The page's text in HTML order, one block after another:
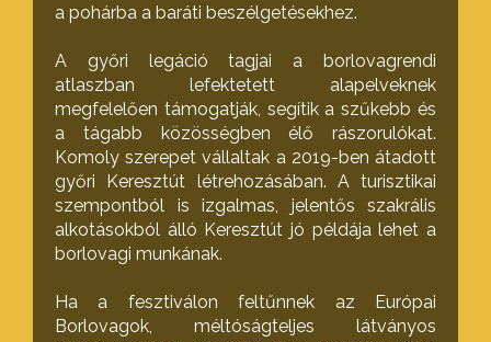
a pohárba a baráti beszélgetésekhez.
A győri legáció tagjai a borlovagrendi
atlaszban lefektetett alapelveknek
megfelelően támogatják, segítik a szűkebb és
a tágabb közösségben élő rászorulókat.
Komoly szerepet vállaltak a 2019-ben átadott
győri Keresztút létrehozásában. A turisztikai
szempontból is izgalmas, jelentős szakrális
alkotásokból álló Keresztút jó példája lehet a
borlovagi munkának.
Ha a fesztiválon feltűnnek az Európai
Borlovagok, méltóságteljes látványos